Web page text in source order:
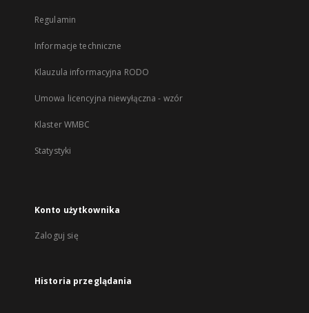
Regulamin
Informacje techniczne
Klauzula informacyjna RODO
Umowa licencyjna niewyłączna - wzór
Klaster WMBC
Statystyki
Konto użytkownika
Zaloguj się
Historia przeglądania